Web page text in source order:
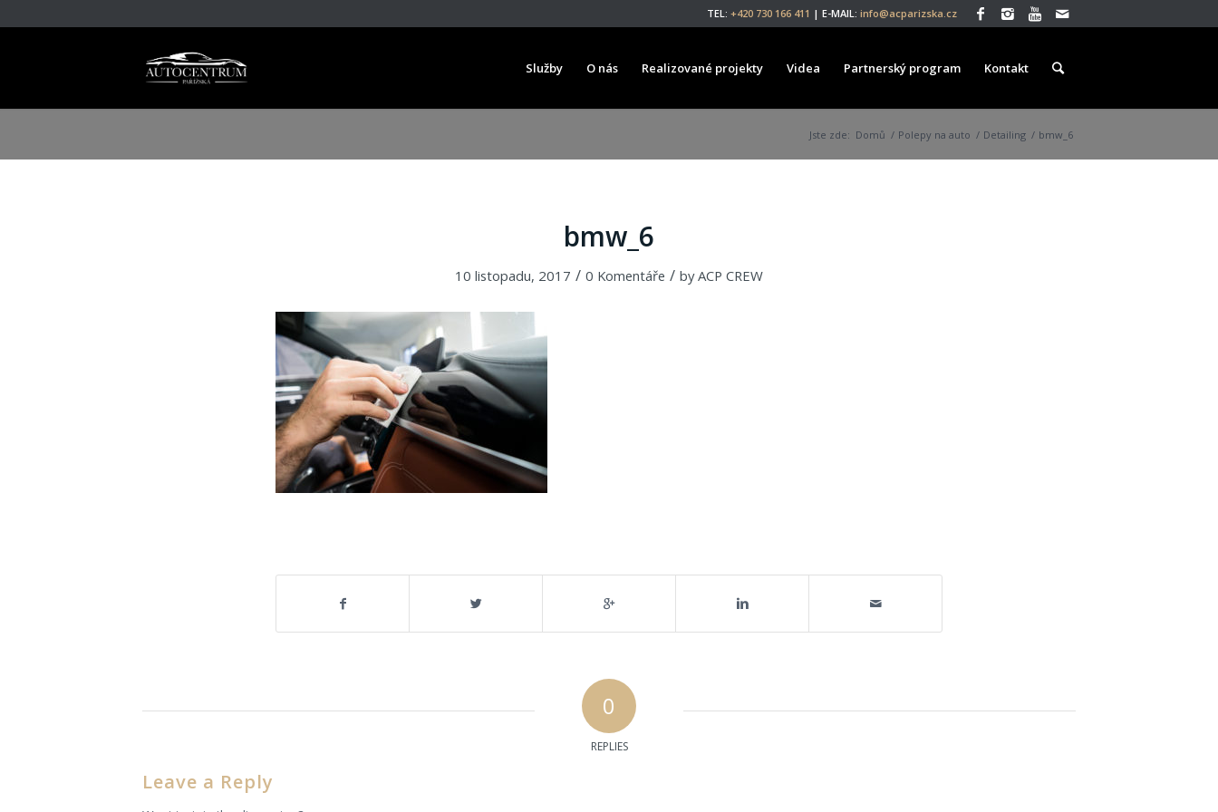
TEL: +420 730 166 411 | E-MAIL: info@acparizska.cz
Služby O nás Realizované projekty Videa Partnerský program Kontakt
Jste zde: Domů / Polepy na auto / Detailing / bmw_6
bmw_6
10 listopadu, 2017 / 0 Komentáře / byACP CREW
0
REPLIES
Leave a Reply